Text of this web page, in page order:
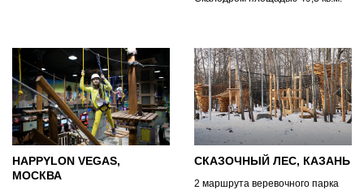
HAPPYLON VEGAS,
МОСКВА
СКАЗОЧНЫЙ ЛЕС, КАЗАНЬ
2 маршрута веревочного парка